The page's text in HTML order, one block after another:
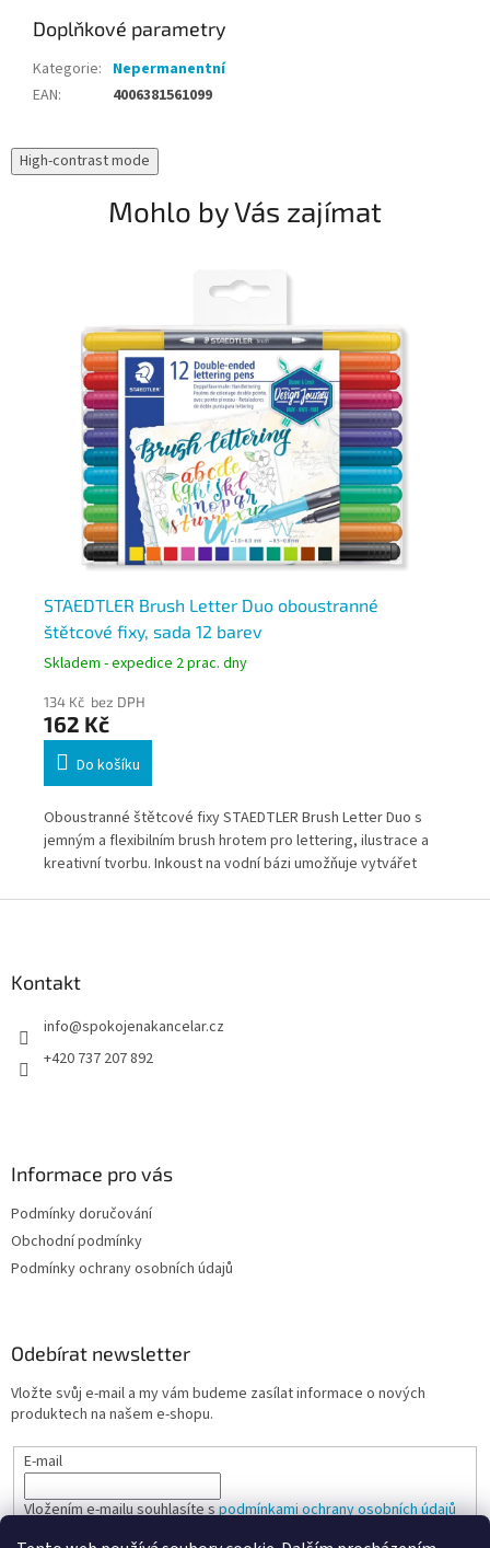
Doplňkové parametry
Kategorie: Nepermanentní
EAN: 4006381561099
High-contrast mode
Mohlo by Vás zajímat
STAEDTLER Brush Letter Duo oboustranné
štětcové fixy, sada 12 barev
Skladem - expedice 2 prac. dny
134 Kč bez DPH
162 Kč
Do košíku
Oboustranné štětcové fixy STAEDTLER Brush Letter Duo s
jemným a flexibilním brush hrotem pro lettering, ilustrace a
kreativní tvorbu. Inkoust na vodní bázi umožňuje vytvářet
Kontakt
info@spokojenakancelar.cz
+420 737 207 892
Informace pro vás
Podmínky doručování
Obchodní podmínky
Podmínky ochrany osobních údajů
Odebírat newsletter
Vložte svůj e-mail a my vám budeme zasílat informace o nových
produktech na našem e-shopu.
E-mail
Vložením e-mailu souhlasíte spodmínkami ochrany osobních údajů